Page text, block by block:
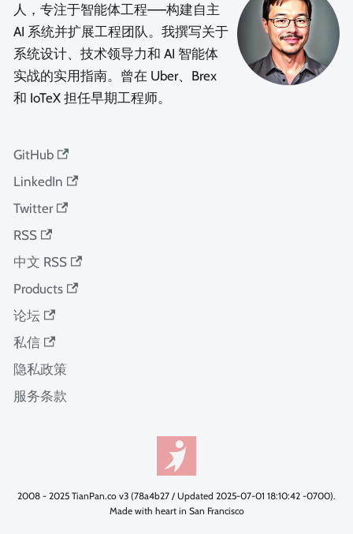
人，专注于智能体工程——构建自主
AI 系统并扩展工程团队。我撰写关于
系统设计、技术领导力和 AI 智能体
实战的实用指南。曾在 Uber、Brex
和 IoTeX 担任早期工程师。
GitHub
LinkedIn
Twitter
RSS
中文 RSS
Products
论坛
私信
隐私政策
服务条款
2008 - 2025 TianPan.co v3 (78a4b27 / Updated 2025-07-01 18:10:42 -0700).
Made with heart in San Francisco